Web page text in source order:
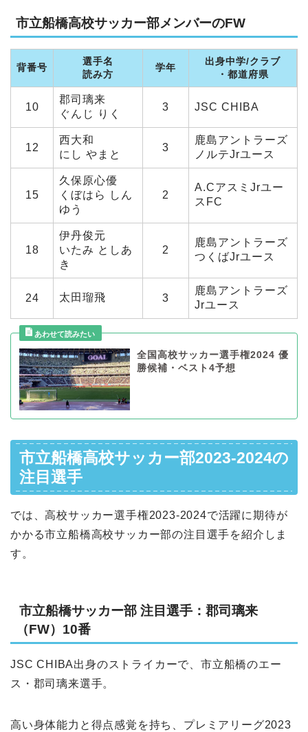
市立船橋高校サッカー部メンバーのFW
背番号
選手名
読み方
学年
出身中学/クラブ
・都道府県
10
郡司璃来
ぐんじ りく
3 JSC CHIBA
12
西大和
にし やまと
3
鹿島アントラーズ
ノルテJrユース
15
久保原心優
くぼはら しん
ゆう
2
A.CアスミJrユー
スFC
18
伊丹俊元
いたみ としあ
き
2
鹿島アントラーズ
つくばJrユース
24 太田瑠飛 3
鹿島アントラーズ
Jrユース
全国高校サッカー選手権2024 優
勝候補・ベスト4予想
市立船橋高校サッカー部2023-2024の
注目選手
では、高校サッカー選手権2023-2024で活躍に期待が
かかる市立船橋高校サッカー部の注目選手を紹介しま
す。
市立船橋サッカー部 注目選手：郡司璃来
（FW）10番
JSC CHIBA出身のストライカーで、市立船橋のエー
ス・郡司璃来選手。
高い身体能力と得点感覚を持ち、プレミアリーグ2023